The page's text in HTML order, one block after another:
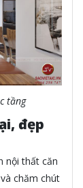
tầng
đẹp
nội thất căn
chăm chút